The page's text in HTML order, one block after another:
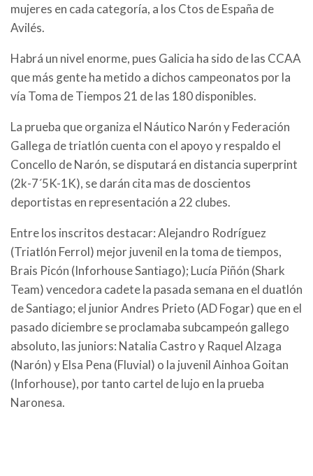
mujeres en cada categoría, a los Ctos de España de
Avilés.
Habrá un nivel enorme, pues Galicia ha sido de las CCAA
que más gente ha metido a dichos campeonatos por la
vía Toma de Tiempos 21 de las 180 disponibles.
La prueba que organiza el Náutico Narón y Federación
Gallega de triatlón cuenta con el apoyo y respaldo el
Concello de Narón, se disputará en distancia superprint
(2k-7´5K-1K), se darán cita mas de doscientos
deportistas en representación a 22 clubes.
Entre los inscritos destacar: Alejandro Rodríguez
(Triatlón Ferrol) mejor juvenil en la toma de tiempos,
Brais Picón (Inforhouse Santiago); Lucía Piñón (Shark
Team) vencedora cadete la pasada semana en el duatlón
de Santiago; el junior Andres Prieto (AD Fogar) que en el
pasado diciembre se proclamaba subcampeón gallego
absoluto, las juniors: Natalia Castro y Raquel Alzaga
(Narón) y Elsa Pena (Fluvial) o la juvenil Ainhoa Goitan
(Inforhouse), por tanto cartel de lujo en la prueba
Naronesa.